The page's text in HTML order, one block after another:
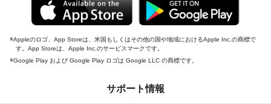
Appleのロゴ、App Storeは、米国もしくはその他の国や地域におけるApple Inc.の商標で
す。App Storeは、Apple Inc.のサービスマークです。
Google Play および Google Play ロゴは Google LLC の商標です。
サポート情報